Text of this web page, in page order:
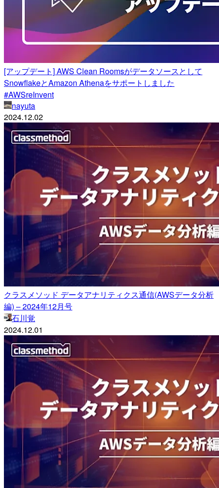
[アップデート] AWS Clean Roomsがデータソースとして
SnowflakeとAmazon Athenaをサポートしました
#AWSreInvent
nayuta
2024.12.02
クラスメソッド データアナリティクス通信(AWSデータ分析
編) – 2024年12月号
石川覚
2024.12.01